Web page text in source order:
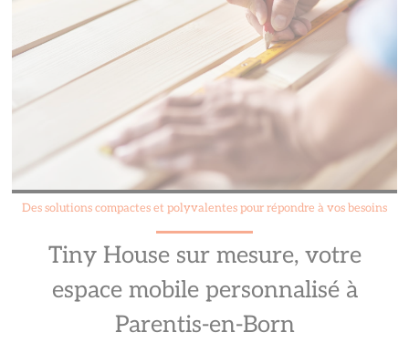
Des solutions compactes et polyvalentes pour répondre à vos besoins
Tiny House sur mesure, votre
espace mobile personnalisé à
Parentis-en-Born